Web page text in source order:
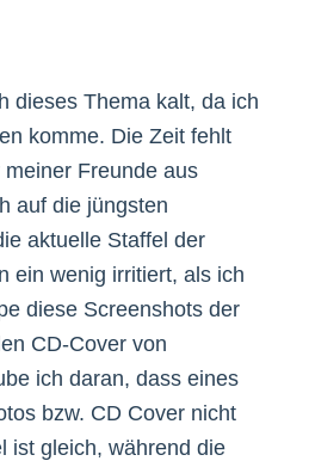
dieses Thema kalt, da ich
komme. Die Zeit fehlt
Freunde aus
auf die jüngsten
aktuelle Staffel der
ein wenig irritiert, als ich
diese Screenshots der
CD-Cover von
ich daran, dass eines
bzw. CD Cover nicht
ist gleich, während die